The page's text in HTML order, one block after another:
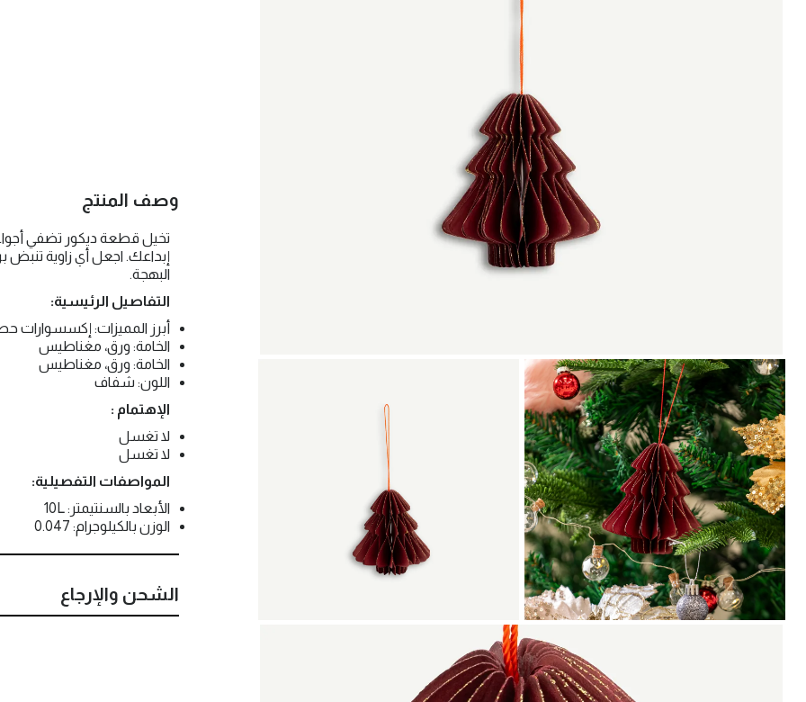
وصف المنتج
تخيل قطعة ديكور تضفي
إبداعك. اجعل أي زاوية تنبض
البهجة.
التفاصيل الرئيسية:
أبرز المميزات: إكسسوارات
الخامة: ورق، مغناطيس
الخامة: ورق، مغناطيس
اللون: شفاف
الإهتمام :
لا تغسل
لا تغسل
المواصفات التفصيلية:
الأبعاد بالسنتيمتر: 10L
الوزن بالكيلوجرام: 0.047
الشحن والإرجاع